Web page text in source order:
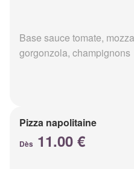
Base sauce tomate,
gorgonzola, champignons
Pizza napolitaine
Dès 11.00 €